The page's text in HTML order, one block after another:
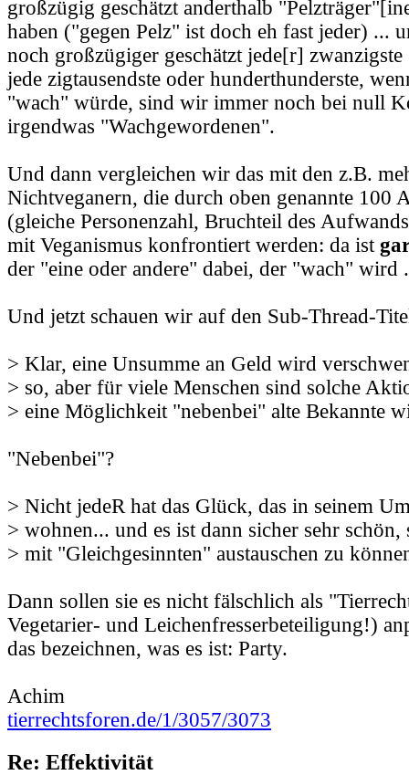
großzügig geschätzt anderthalb
haben ("gegen Pelz" ist doch eh fast jeder) ...
noch großzügiger geschätzt jede[r] zwanzigste
jede zigtausendste oder hunderthunderste,
"wach" würde, sind wir immer noch bei null
irgendwas "Wachgewordenen".
Und dann vergleichen wir das mit den z.B.
Nichtveganern, die durch oben genannte 100
(gleiche Personenzahl, Bruchteil des
mit Veganismus konfrontiert werden: da ist
der "eine oder andere" dabei, der "wach" wird
Und jetzt schauen wir auf den Sub-Thread-
> Klar, eine Unsumme an Geld wird
> so, aber für viele Menschen sind solche
> eine Möglichkeit "nebenbei" alte Bekannte
"Nebenbei"?
> Nicht jedeR hat das Glück, das in seinem
> wohnen... und es ist dann sicher sehr
> mit "Gleichgesinnten" austauschen zu
Dann sollen sie es nicht fälschlich als
Vegetarier- und Leichenfresserbeteiligung!)
das bezeichnen, was es ist: Party.
Achim
tierrechtsforen.de/1/3057/3073
Re: Effektivität